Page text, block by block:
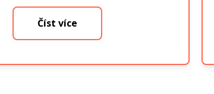
Číst více